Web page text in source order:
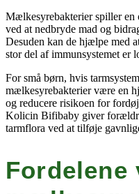
Mælkesyrebakterier spiller en
ved at nedbryde mad og
Desuden kan de hjælpe med
stor del af immunsystemet er
For små børn, hvis
mælkesyrebakterier være en
og reducere risikoen for
Kolicin Bifibaby giver
tarmflora ved at tilføje
Fordelene